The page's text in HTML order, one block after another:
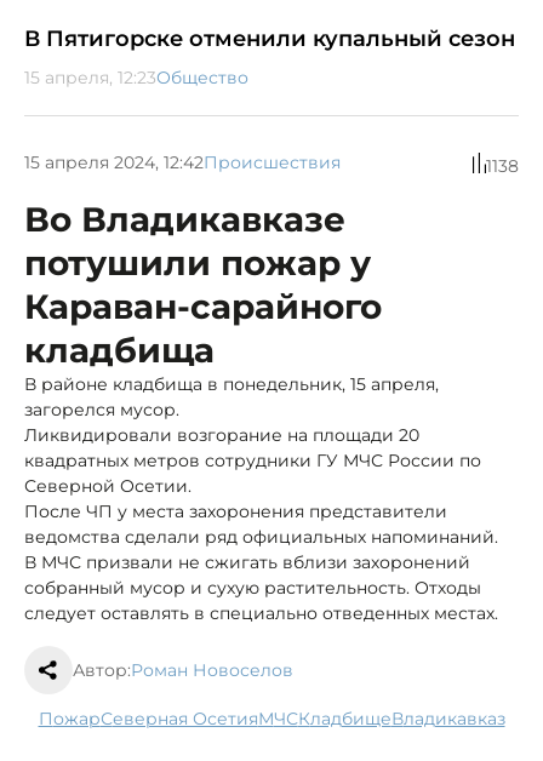
В Пятигорске отменили купальный сезон
15 апреля, 12:23Общество
15 апреля 2024, 12:42Происшествия 1138
Во Владикавказе
потушили пожар у
Караван-сарайного
кладбища
В районе кладбища в понедельник, 15 апреля,
загорелся мусор.
Ликвидировали возгорание на площади 20
квадратных метров сотрудники ГУ МЧС России по
Северной Осетии.
После ЧП у места захоронения представители
ведомства сделали ряд официальных напоминаний.
В МЧС призвали не сжигать вблизи захоронений
собранный мусор и сухую растительность. Отходы
следует оставлять в специально отведенных местах.
Автор:Роман Новоселов
пожар Северная Осетия МЧС кладбище Владикавказ